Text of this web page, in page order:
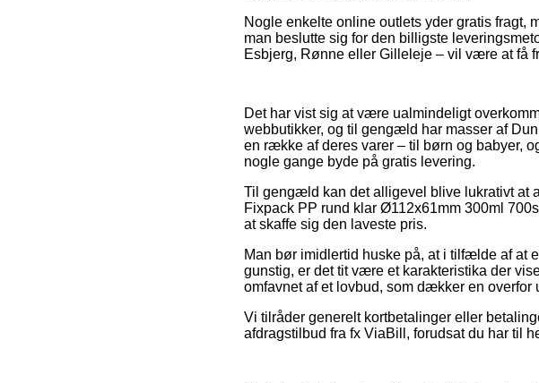
Nogle enkelte online outlets yder gratis fragt,
man beslutte sig for den billigste
Esbjerg, Rønne eller Gilleleje – vil være at få
Det har vist sig at være ualmindeligt
webbutikker, og til gengæld har masser af
en række af deres varer – til børn og babyer,
nogle gange byde på gratis levering.
Til gengæld kan det alligevel blive lukrativt at
Fixpack PP rund klar Ø112x61mm 300ml
at skaffe sig den laveste pris.
Man bør imidlertid huske på, at i tilfælde af at
gunstig, er det tit være et karakteristika der
omfavnet af et lovbud, som dækker en
Vi tilråder generelt kortbetalinger eller
afdragstilbud fra fx ViaBill, forudsat du har til